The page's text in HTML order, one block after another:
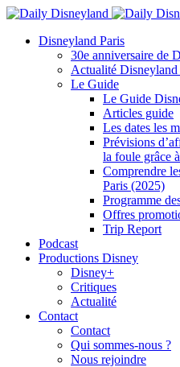
Disneyland Paris
30e anniversaire de
Actualité Disneyland
Le Guide
Le Guide
Articles guide
Les dates les
Prévisions
la foule grâce
Comprendre
Paris (2025)
Programme
Offres
Trip Report
Podcast
Productions Disney
Disney+
Critiques
Actualité
Contact
Contact
Qui sommes-nous ?
Nous rejoindre